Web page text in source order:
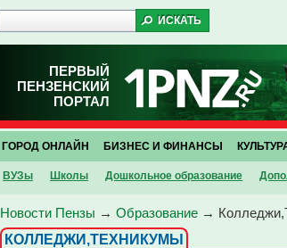
ПЕРВЫЙ
ПЕНЗЕНСКИЙ
ПОРТАЛ
ГОРОД ОНЛАЙН БИЗНЕС И ФИНАНСЫ
ВУЗы Школы Дошкольное образование
Новости Пензы → Образование →
КОЛЛЕДЖИ,ТЕХНИКУМЫ